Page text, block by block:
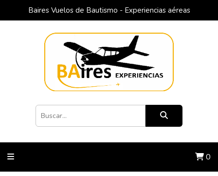
Baires Vuelos de Bautismo - Experiencias aéreas
0